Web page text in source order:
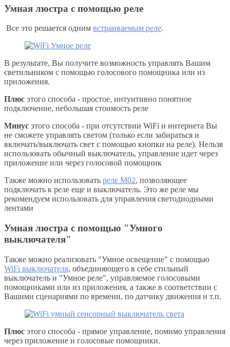
Умная люстра с помощью реле
Все это решается одним встраиваемым реле.
В результате, Вы получите возможность управлять Вашим
светильником с помощью голосового помощника или из
приложения.
Плюс этого способа - простое, интуитивно понятное
подключение, небольшая стоимость реле
Минус этого способа - при отсутствии WiFi и интернета Вы
не сможете управлять светом (только если забираться и
включать/выключать свет с помощью кнопки на реле). Нельзя
использовать обычный выключатель, управление идет через
приложение или через голосовой помощник
Также можно использовать реле M02, позволяющее
подключать к реле еще и выключатель. Это же реле мы
рекомендуем использовать для управления светодиодными
лентами
Умная люстра с помощью "Умного
выключателя"
Также можно реализовать "Умное освещение" с помощью
WiFi выключателя, объединяющего в себе стильный
выключатель и "Умное реле", управляемое голосовыми
помощниками или из приложения, а также в соответствии с
Вашими сценариями по времени, по датчику движения и т.п.
Плюс этого способа - прямое управление, помимо управления
через приложение и голосовые помощники.